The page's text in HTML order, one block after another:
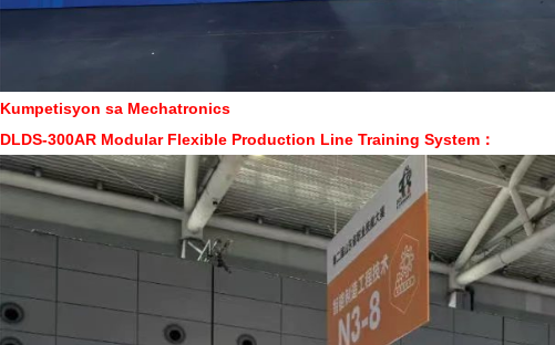
Kumpetisyon sa Mechatronics
DLDS-300AR Modular Flexible Production Line Training System：